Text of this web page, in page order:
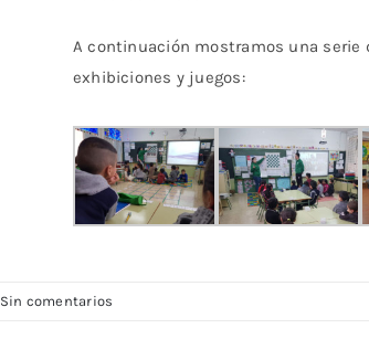
A continuación mostramos una serie
exhibiciones y juegos:
Sin comentarios